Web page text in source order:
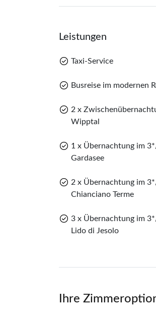
Leistungen
Taxi-Service
Busreise im modernen
2 x
Wipptal
1 x Übernachtung im
Gardasee
2 x Übernachtung im
Chianciano Terme
3 x Übernachtung im
Lido di Jesolo
Ihre